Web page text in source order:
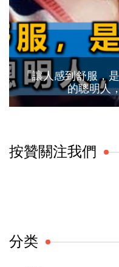
「讓人感到舒服，
的聰明人
按贊關注我們
分类